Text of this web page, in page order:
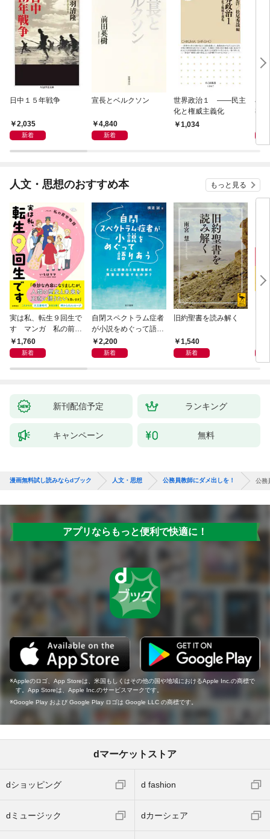
日中１５年戦争
2,035
新着
宣長とベルクソン
4,840
新着
世界政治１ ――民主
化と権威主義化
1,034
石
導
人文・思想のおすすめ本 もっと見る
実は私、転生９回生で
す マンガ 私の前世
物語1,760
新着
自閉スペクトラム症者
が小説をめぐって語り
あう2,200
新着
旧約聖書を読み解く
1,540
新着
新刊配信予定 ランキング
キャンペーン 無料
漫画無料試し読みならdブック 人文・思想 公務員教師にダメ出しを！ 公務
アプリならもっと便利で快適に！
Appleのロゴ、App Storeは、米国もしくはその他の国や地域におけるApple Inc.の商標で
す。App Storeは、Apple Inc.のサービスマークです。
Google Play および Google Play ロゴは Google LLC の商標です。
dマーケットストア
dショッピング d fashion
dミュージック dカーシェア